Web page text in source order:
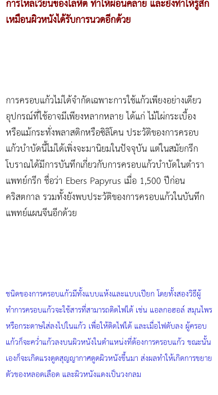
การไหลเวียนของโลหิต ทำให้ผ่อนคลาย และยังทำให้รู้สึก
เหมือนผิวหนังได้รับการนวดอีกด้วย
การครอบแก้วไม่ได้จำกัดเฉพาะการใช้แก้วเพียงอย่างเดียว
อุปกรณ์ที่ใช้อาจมีเพียงหลากหลาย ได้แก่ ไม้ไผ่กระเบื้อง
หรือแม้กระทั่งพลาสติกหรือซิลิโคน ประวัติของการครอบ
แก้วบำบัดนี้ไม่ได้เพิ่งจะมานิยมในปัจจุบัน แต่ในสมัยกรีก
โบราณได้มีการบันทึกเกี่ยวกับการครอบแก้วบำบัดในตำรา
แพทย์กรีก ชื่อว่า Ebers Papyrus เมื่อ 1,500 ปีก่อน
คริสตกาล รวมทั้งยังพบประวัติของการครอบแก้วในบันทึก
แพทย์แผนจีนอีกด้วย
ชนิดของการครอบแก้วมีทั้งแบบแห้งและแบบเปียก โดยทั้งสองวิธีผู้
ทำการครอบแก้วจะใช้สารที่สามารถติดไฟได้ เช่น แอลกอฮอล์ สมุนไพร
หรือกระดาษใส่ลงไปในแก้ว เพื่อให้ติดไฟได้ และเมื่อไฟดับลง ผู้ครอบ
แก้วก็จะคว่ำแก้วลงบนผิวหนังในตำแหน่งที่ต้องการครอบแก้ว ขณะนั้น
เองก็จะเกิดแรงดูดสุญญากาศดูดผิวหนังขึ้นมา ส่งผลทำให้เกิดการขยาย
ตัวของหลอดเลือด และผิวหนังแดงเป็นวงกลม